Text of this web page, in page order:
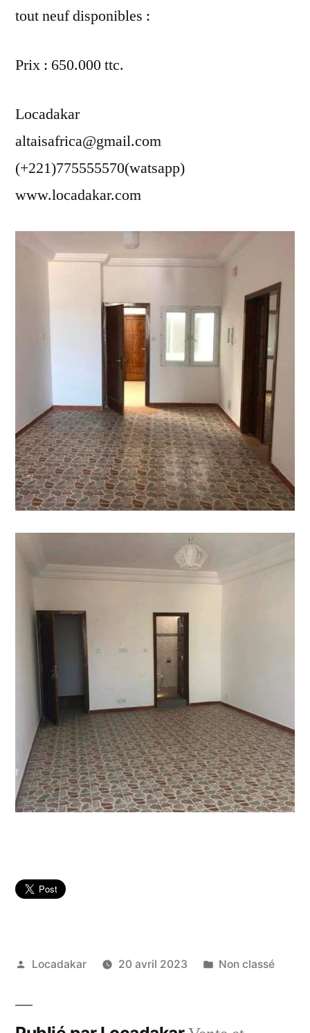
tout neuf disponibles :
Prix : 650.000 ttc.
Locadakar
altaisafrica@gmail.com
(+221)775555570(watsapp)
www.locadakar.com
Publié
Locadakar 20 avril 2023
Publié
Non classé